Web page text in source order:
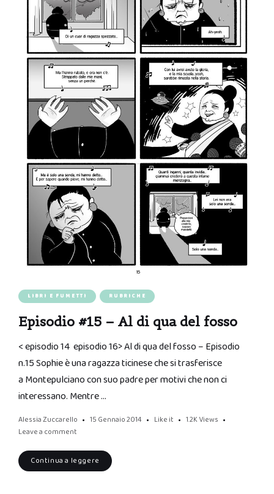
LIBRI E FUMETTI RUBRICHE
Episodio #15 – Al di qua del fosso
< episodio 14 episodio 16> Al di qua del fosso – Episodio
n.15 Sophie è una ragazza ticinese che si trasferisce
a Montepulciano con suo padre per motivi che non ci
interessano. Mentre …
Alessia Zuccarello 15 Gennaio 2014 Like it 1.2K Views
Leave a comment
Continua a leggere